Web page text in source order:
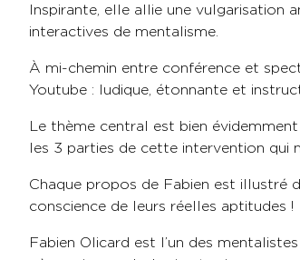
Inspirante, elle allie une vulgarisation
interactives de mentalisme.
À mi-chemin entre conférence et
Youtube : ludique, étonnante et
Le thème central est bien
les 3 parties de cette intervention qui
Chaque propos de Fabien est illustré
conscience de leurs réelles aptitudes !
Fabien Olicard est l’un des